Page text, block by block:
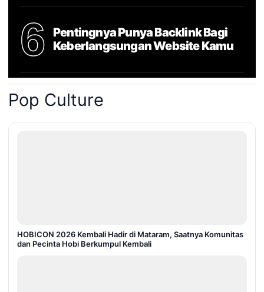
6
Pentingnya Punya Backlink Bagi
Keberlangsungan Website Kamu
Pop Culture
HOBICON 2026 Kembali Hadir di Mataram, Saatnya Komunitas
dan Pecinta Hobi Berkumpul Kembali